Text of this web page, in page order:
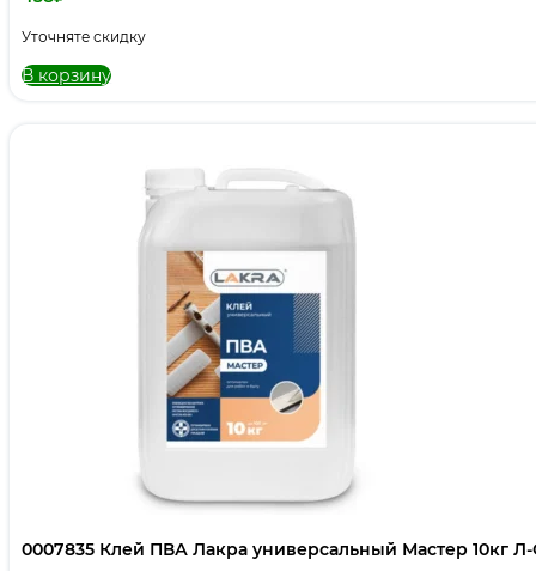
Уточняте скидку
В корзину
0007835 Клей ПВА Лакра универсальный Мастер 10кг